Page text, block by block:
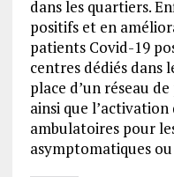
dans les quartiers.
positifs et en
patients Covid-19
centres dédiés dans
place d’un réseau
ainsi que l’activation
ambulatoires pour
asymptomatiques